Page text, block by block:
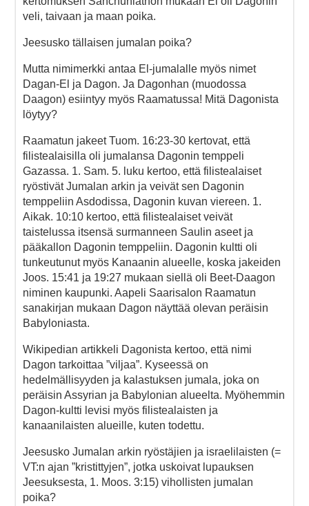
veli, taivaan ja maan poika.
Jeesusko tällaisen jumalan poika?
Mutta nimimerkki antaa El-jumalalle myös nimet
Dagan-El ja Dagon. Ja Dagonhan (muodossa
Daagon) esiintyy myös Raamatussa! Mitä Dagonista
löytyy?
Raamatun jakeet Tuom. 16:23-30 kertovat, että
filistealaisilla oli jumalansa Dagonin temppeli
Gazassa. 1. Sam. 5. luku kertoo, että filistealaiset
ryöstivät Jumalan arkin ja veivät sen Dagonin
temppeliin Asdodissa, Dagonin kuvan viereen. 1.
Aikak. 10:10 kertoo, että filistealaiset veivät
taistelussa itsensä surmanneen Saulin aseet ja
pääkallon Dagonin temppeliin. Dagonin kultti oli
tunkeutunut myös Kanaanin alueelle, koska jakeiden
Joos. 15:41 ja 19:27 mukaan siellä oli Beet-Daagon
niminen kaupunki. Aapeli Saarisalon Raamatun
sanakirjan mukaan Dagon näyttää olevan peräisin
Babyloniasta.
Wikipedian artikkeli Dagonista kertoo, että nimi
Dagon tarkoittaa ”viljaa”. Kyseessä on
hedelmällisyyden ja kalastuksen jumala, joka on
peräisin Assyrian ja Babylonian alueelta. Myöhemmin
Dagon-kultti levisi myös filistealaisten ja
kanaanilaisten alueille, kuten todettu.
Jeesusko Jumalan arkin ryöstäjien ja israelilaisten (=
VT:n ajan ”kristittyjen”, jotka uskoivat lupauksen
Jeesuksesta, 1. Moos. 3:15) vihollisten jumalan
poika?